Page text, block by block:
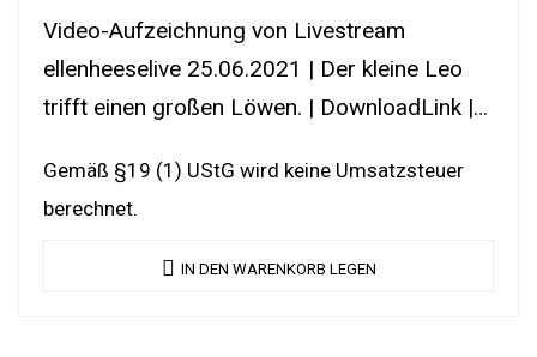
Video-Aufzeichnung von Livestream
ellenheeselive 25.06.2021 | Der kleine Leo
trifft einen großen Löwen. | DownloadLink |
Gemäß §19 (1) UStG wird keine Umsatzsteuer
berechnet.
IN DEN WARENKORB LEGEN